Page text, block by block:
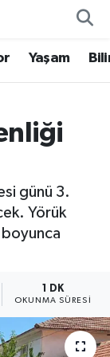
Yaşam
günü 3.
Yörük
boyunca
1 DK
OKUNMA SÜRESI